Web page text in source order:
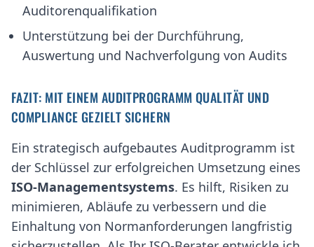
Auditorenqualifikation
Unterstützung bei der Durchführung,
Auswertung und Nachverfolgung von Audits
FAZIT: MIT EINEM AUDITPROGRAMM QUALITÄT UND
COMPLIANCE GEZIELT SICHERN
Ein strategisch aufgebautes Auditprogramm ist
der Schlüssel zur erfolgreichen Umsetzung eines
ISO-Managementsystems. Es hilft, Risiken zu
minimieren, Abläufe zu verbessern und die
Einhaltung von Normanforderungen langfristig